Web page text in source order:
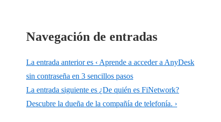
Navegación de entradas
La entrada anterior es ‹ Aprende a acceder a AnyDesk
sin contraseña en 3 sencillos pasos
La entrada siguiente es ¿De quién es FiNetwork?
Descubre la dueña de la compañía de telefonía. ›